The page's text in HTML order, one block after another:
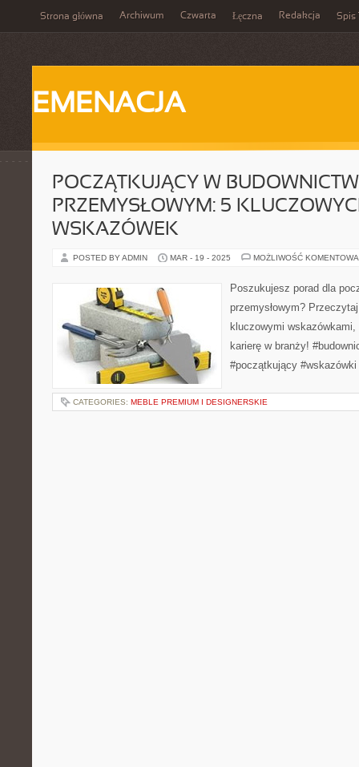
Strona główna Archiwum Czwarta Łęczna Redakcja Spis
EMENACJA
POCZĄTKUJĄCY W
PRZEMYSŁOWYM: 5
WSKAZÓWEK
POSTED BY ADMIN MAR - 19 - 2025 MOŻLIWOŚĆ
Poszukujesz porad dla
przemysłowym?
kluczowymi
karierę w branży!
#początkujący #wskazówki
CATEGORIES: MEBLE PREMIUM I DESIGNERSKIE